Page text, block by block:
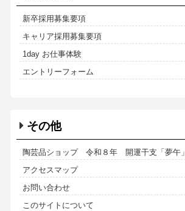
新卒採用募集要項
キャリア採用募集要項
1day お仕事体験
エントリーフォーム
その他
陶芸品ショップ 令和８年 開運干支「夢午」
アクセスマップ
お問い合わせ
このサイトについて